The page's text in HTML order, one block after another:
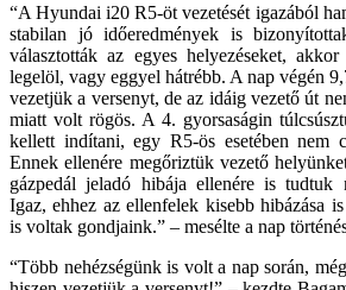
“A Hyundai i20 R5-öt vezetését igazából
stabilan jó időeredmények is
választották az egyes helyezéseket,
legelöl, vagy eggyel hátrébb. A nap végén
vezetjük a versenyt, de az idáig vezető út
miatt volt rögös. A 4. gyorsaságin
kellett indítani, egy R5-ös esetében nem
Ennek ellenére megőriztük vezető
gázpedál jeladó hibája ellenére is tudtuk
Igaz, ehhez az ellenfelek kisebb hibázása
is voltak gondjaink.” – mesélte a nap
“Több nehézségünk is volt a nap során,